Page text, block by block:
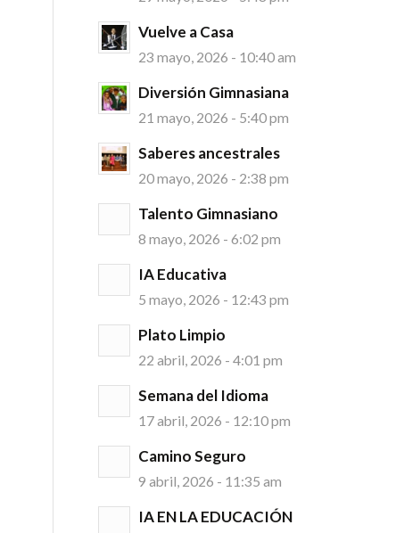
Vuelve a Casa
23 mayo, 2026 - 10:40 am
Diversión Gimnasiana
21 mayo, 2026 - 5:40 pm
Saberes ancestrales
20 mayo, 2026 - 2:38 pm
Talento Gimnasiano
8 mayo, 2026 - 6:02 pm
IA Educativa
5 mayo, 2026 - 12:43 pm
Plato Limpio
22 abril, 2026 - 4:01 pm
Semana del Idioma
17 abril, 2026 - 12:10 pm
Camino Seguro
9 abril, 2026 - 11:35 am
IA EN LA EDUCACIÓN